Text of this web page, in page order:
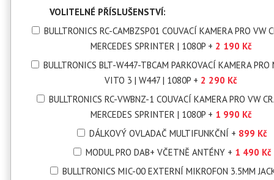
VOLITELNÉ PŘÍSLUŠENSTVÍ:
BULLTRONICS RC-CAMBZSP01 COUVACÍ KAMERA PRO VW
MERCEDES SPRINTER | 1080P + 2 190 Kč
BULLTRONICS BLT-W447-TBCAM PARKOVACÍ KAMERA PRO
VITO 3 | W447 | 1080P + 2 290 Kč
BULLTRONICS RC-VWBNZ-1 COUVACÍ KAMERA PRO VW
MERCEDES SPRINTER | 1080P + 1 990 Kč
DÁLKOVÝ OVLADAČ MULTIFUNKČNÍ + 899 Kč
MODUL PRO DAB+ VČETNĚ ANTÉNY + 1 490 Kč
BULLTRONICS MIC-00 EXTERNÍ MIKROFON 3.5MM